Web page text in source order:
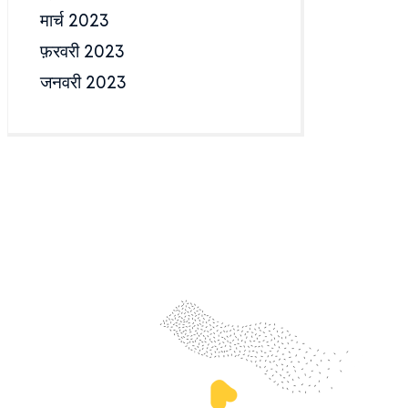
मार्च 2023
फ़रवरी 2023
जनवरी 2023